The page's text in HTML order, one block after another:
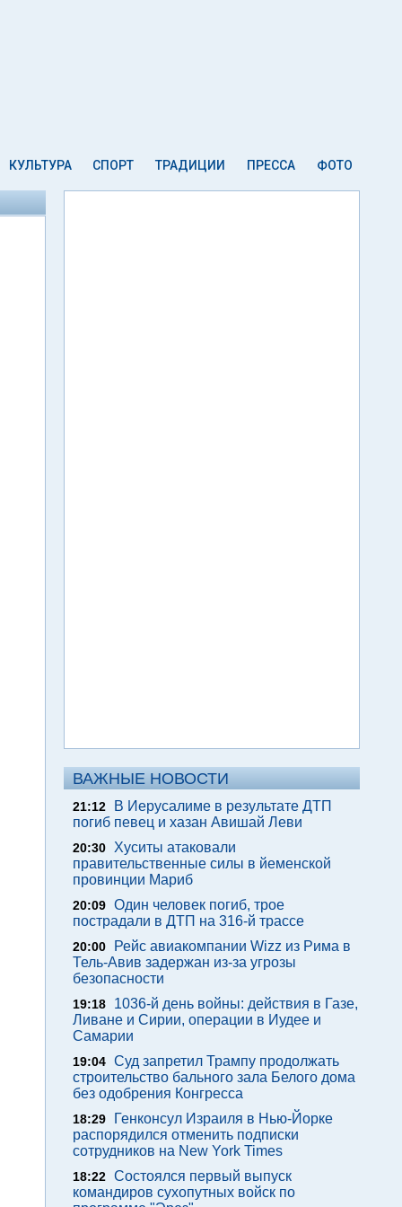
КУЛЬТУРА СПОРТ ТРАДИЦИИ ПРЕССА ФОТО
ВАЖНЫЕ НОВОСТИ
21:12
В Иерусалиме в результате ДТП
погиб певец и хазан Авишай Леви
20:30
Хуситы атаковали
правительственные силы в йеменской
провинции Мариб
20:09 Один человек погиб, трое
пострадали в ДТП на 316-й трассе
20:00
Рейс авиакомпании Wizz из Рима в
Тель-Авив задержан из-за угрозы
безопасности
19:18
1036-й день войны: действия в Газе,
Ливане и Сирии, операции в Иудее и
Самарии
19:04 Суд запретил Трампу продолжать
строительство бального зала Белого дома
без одобрения Конгресса
18:29
Генконсул Израиля в Нью-Йорке
распорядился отменить подписки
сотрудников на New York Times
18:22 Состоялся первый выпуск
командиров сухопутных войск по